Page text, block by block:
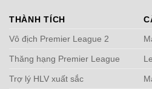
THÀNH TÍCH
Vô địch Premier League 2
Thăng hạng Premier League
Trợ lý HLV xuất sắc